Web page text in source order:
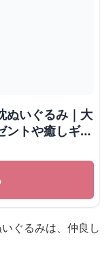
ぬいぐるみ｜大
ントや癒しギフ
ぐるみは、仲良し